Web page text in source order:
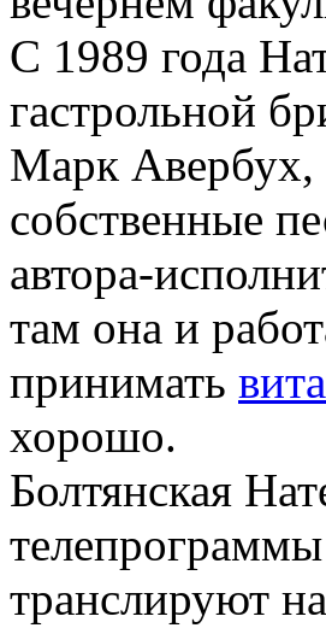
С 1989 года
гастрольной
Марк Авербух,
собственные
автора-
там она и
принимать
хорошо.
Болтянская
транслируют